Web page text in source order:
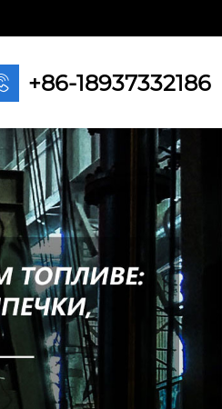
+86-18937332186